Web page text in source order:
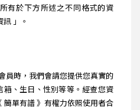
有於下方所述之不同格式的資
」。
員時，我們會請您提供您真實的
、生日、性別等等。經查您資
單有譜 》有權力依照使用者合